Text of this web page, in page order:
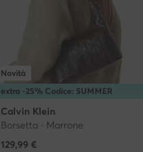
extra -25% Codice: SUMMER
Novità
Calvin Klein
Borsetta · Marrone
129,99 €